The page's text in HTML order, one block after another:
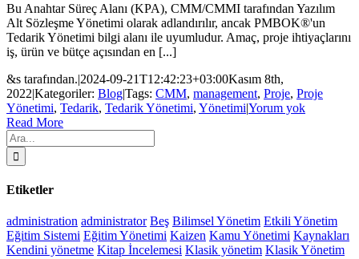
Bu Anahtar Süreç Alanı (KPA), CMM/CMMI tarafından Yazılım
Alt Sözleşme Yönetimi olarak adlandırılır, ancak PMBOK®'un
Tedarik Yönetimi bilgi alanı ile uyumludur. Amaç, proje ihtiyaçlarını
iş, ürün ve bütçe açısından en [...]
&s tarafından.|2024-09-21T12:42:23+03:00Kasım 8th,
2022|Kategoriler: Blog|Tags: CMM, management, Proje, Proje
Yönetimi, Tedarik, Tedarik Yönetimi, Yönetimi|Yorum yok
Read More
Ara:
Etiketler
administration administrator Beş Bilimsel Yönetim Etkili Yönetim
Eğitim Sistemi Eğitim Yönetimi Kaizen Kamu Yönetimi Kaynakları
Kendini yönetme Kitap İncelemesi Klasik yönetim Klasik Yönetim